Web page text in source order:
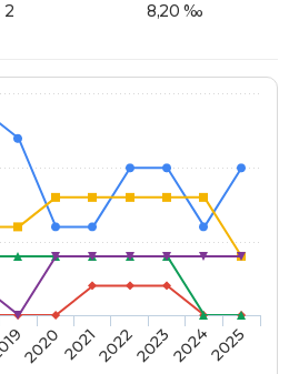
2 8,20 ‰
202020212022202320242025